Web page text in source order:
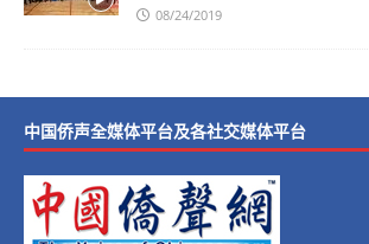
08/24/2019
中国侨声全媒体平台及各社交媒体平台